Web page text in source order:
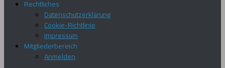
Rechtliches
Datenschutzerklärung
Cookie-Richtlinie
Impressum
Mitgliederbereich
Anmelden